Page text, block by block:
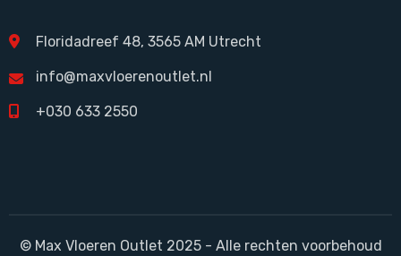
Floridadreef 48, 3565 AM Utrecht
info@maxvloerenoutlet.nl
+030 633 2550
© Max Vloeren Outlet 2025 - Alle rechten voorbehoud